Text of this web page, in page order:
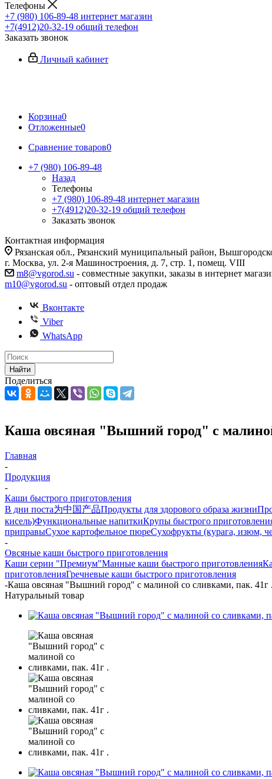
Телефоны
+7 (980) 106-89-48 интернет магазин
+7(4912)20-32-19 общий телефон
Заказать звонок
Личный кабинет
Корзина0
Отложенные0
Сравнение товаров0
+7 (980) 106-89-48
Назад
Телефоны
+7 (980) 106-89-48 интернет магазин
+7(4912)20-32-19 общий телефон
Заказать звонок
Контактная информация
Рязанская обл., Рязанский муниципальный район,
г. Москва, ул. 2-я Машиностроения, д. 7, стр. 1, помещ. VIII
m8@vgorod.su - совместные закупки, заказы в интернет
m10@vgorod.su - оптовый отдел продаж
Вконтакте
Viber
WhatsApp
Найти
Поделиться
Каша овсяная "Вышний город" с
Главная
-
Продукция
-
Каши быстрого приготовления
В дни поста为中国产品Продукты для здорового образа жизни
кисель)Функциональные напиткиКрупы быстрого
приправыСухое картофельное пюреСухофрукты (курага, изюм,
-
Овсяные каши быстрого приготовления
Каши серии "Премиум"Манные каши быстрого приготовления
приготовленияГречневые каши быстрого приготовления
-Каша овсяная "Вышний город" с малиной со сливками, пак. 41г .
Натуральный товар